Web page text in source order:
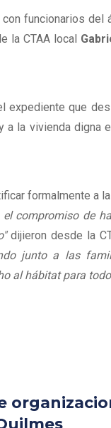
funcionarios del
la CTAA local
expediente que
la vivienda digna
formalmente a
el compromiso de
dijieron desde la
junto a las
al hábitat para